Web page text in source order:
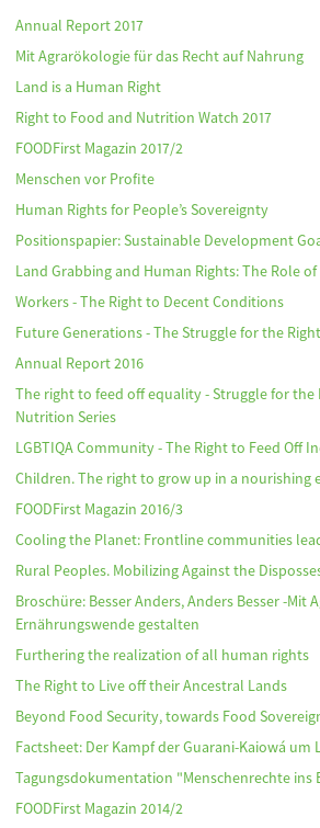
Annual Report 2017
Mit Agrarökologie für das Recht auf Nahrung
Land is a Human Right
Right to Food and Nutrition Watch 2017
FOODFirst Magazin 2017/2
Menschen vor Profite
Human Rights for People’s Sovereignty
Positionspapier: Sustainable Development
Land Grabbing and Human Rights: The Role
Workers - The Right to Decent Conditions
Future Generations - The Struggle for the
Annual Report 2016
The right to feed off equality - Struggle for the
Nutrition Series
LGBTIQA Community - The Right to Feed Off
Children. The right to grow up in a nourishing
FOODFirst Magazin 2016/3
Cooling the Planet: Frontline communities
Rural Peoples. Mobilizing Against the
Broschüre: Besser Anders, Anders Besser -Mit
Ernährungswende gestalten
Furthering the realization of all human rights
The Right to Live off their Ancestral Lands
Beyond Food Security, towards Food
Factsheet: Der Kampf der Guarani-Kaiowá um
Tagungsdokumentation "Menschenrechte ins
FOODFirst Magazin 2014/2